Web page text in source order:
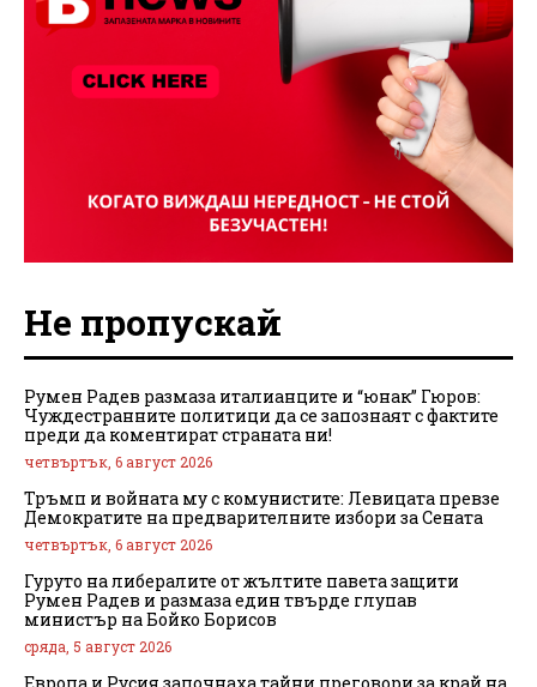
Не пропускай
Румен Радев размаза италианците и “юнак” Гюров:
Чуждестранните политици да се запознаят с фактите
преди да коментират страната ни!
четвъртък, 6 август 2026
Тръмп и войната му с комунистите: Левицата превзе
Демократите на предварителните избори за Сената
четвъртък, 6 август 2026
Гуруто на либералите от жълтите павета защити
Румен Радев и размаза един твърде глупав
министър на Бойко Борисов
сряда, 5 август 2026
Европа и Русия започнаха тайни преговори за край на